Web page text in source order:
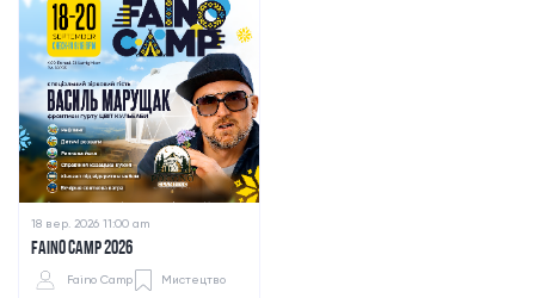
18 вер. 2026 11:00 am
FAINO CAMP 2026
Faino Camp Мистецтво